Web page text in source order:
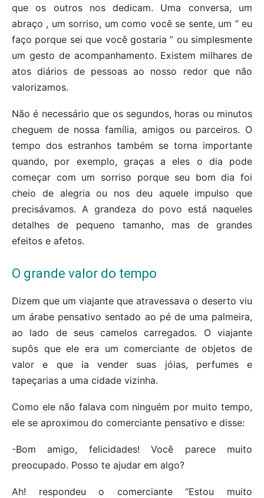
que os outros nos dedicam. Uma conversa, um
abraço , um sorriso, um como você se sente, um ” eu
faço porque sei que você gostaria ” ou simplesmente
um gesto de acompanhamento. Existem milhares de
atos diários de pessoas ao nosso redor que não
valorizamos.
Não é necessário que os segundos, horas ou minutos
cheguem de nossa família, amigos ou parceiros. O
tempo dos estranhos também se torna importante
quando, por exemplo, graças a eles o dia pode
começar com um sorriso porque seu bom dia foi
cheio de alegria ou nos deu aquele impulso que
precisávamos. A grandeza do povo está naqueles
detalhes de pequeno tamanho, mas de grandes
efeitos e afetos.
O grande valor do tempo
Dizem que um viajante que atravessava o deserto viu
um árabe pensativo sentado ao pé de uma palmeira,
ao lado de seus camelos carregados. O viajante
supôs que ele era um comerciante de objetos de
valor e que ia vender suas jóias, perfumes e
tapeçarias a uma cidade vizinha.
Como ele não falava com ninguém por muito tempo,
ele se aproximou do comerciante pensativo e disse:
-Bom amigo, felicidades! Você parece muito
preocupado. Posso te ajudar em algo?
Ah! respondeu o comerciante “Estou muito